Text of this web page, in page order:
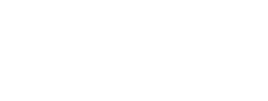
le dîner avec ses spécialités Cuisine
de luxe vous fait également profiter d'une
ne tarissent pas d'éloges en ce qui
et l'emplacement.